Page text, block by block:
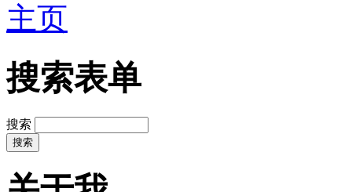
主页
搜索表单
搜索